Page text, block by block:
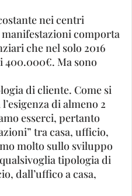
nei centri
comporta
che nel solo 2016
400.000€. Ma sono
di cliente. Come si
di almeno 2
esserci, pertanto
tra casa, ufficio,
molto sullo sviluppo
tipologia di
dall’uffico a casa,